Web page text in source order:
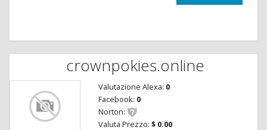
crownpokies.online
Valutazione Alexa: 0
Facebook: 0
Norton:
Valuta Prezzo: $ 0.00